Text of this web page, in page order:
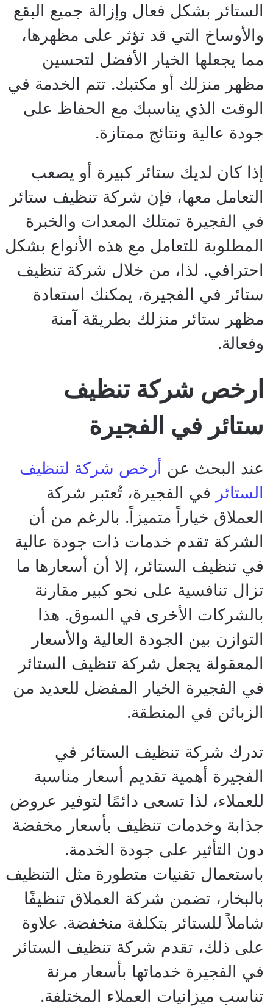
الستائر بشكل فعال وإزالة جميع البقع
والأوساخ التي قد تؤثر على مظهرها،
مما يجعلها الخيار الأفضل لتحسين
مظهر منزلك أو مكتبك. تتم الخدمة في
الوقت الذي يناسبك مع الحفاظ على
جودة عالية ونتائج ممتازة.
إذا كان لديك ستائر كبيرة أو يصعب
التعامل معها، فإن شركة تنظيف ستائر
في الفجيرة تمتلك المعدات والخبرة
المطلوبة للتعامل مع هذه الأنواع بشكل
احترافي. لذا، من خلال شركة تنظيف
ستائر في الفجيرة، يمكنك استعادة
مظهر ستائر منزلك بطريقة آمنة
وفعالة.
ارخص شركة تنظيف
ستائر في الفجيرة
عند البحث عن أرخص شركة لتنظيف
الستائر في الفجيرة، تُعتبر شركة
العملاق خياراً متميزاً. بالرغم من أن
الشركة تقدم خدمات ذات جودة عالية
في تنظيف الستائر، إلا أن أسعارها ما
تزال تنافسية على نحو كبير مقارنة
بالشركات الأخرى في السوق. هذا
التوازن بين الجودة العالية والأسعار
المعقولة يجعل شركة تنظيف الستائر
في الفجيرة الخيار المفضل للعديد من
الزبائن في المنطقة.
تدرك شركة تنظيف الستائر في
الفجيرة أهمية تقديم أسعار مناسبة
للعملاء، لذا تسعى دائمًا لتوفير عروض
جذابة وخدمات تنظيف بأسعار مخفضة
دون التأثير على جودة الخدمة.
باستعمال تقنيات متطورة مثل التنظيف
بالبخار، تضمن شركة العملاق تنظيفًا
شاملاً للستائر بتكلفة منخفضة. علاوة
على ذلك، تقدم شركة تنظيف الستائر
في الفجيرة خدماتها بأسعار مرنة
تناسب ميزانيات العملاء المختلفة.